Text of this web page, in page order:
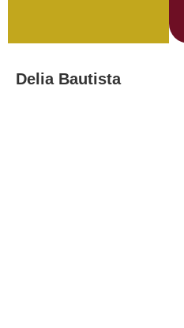
Delia Bautista